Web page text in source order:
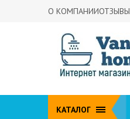
О КОМПАНИИОТЗЫВЫ
КАТАЛОГ